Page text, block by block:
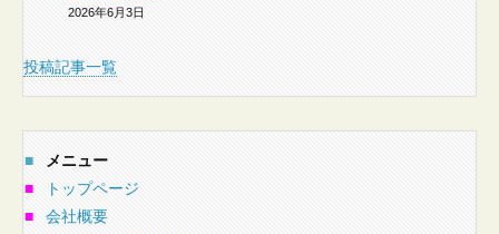
2026年6月3日
投稿記事一覧
■
メニュー
■
トップページ
■
会社概要